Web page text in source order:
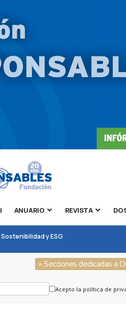
| ANUARIO REVISTA
y ESG
» Secciones dedicadas a
Acepto la política de